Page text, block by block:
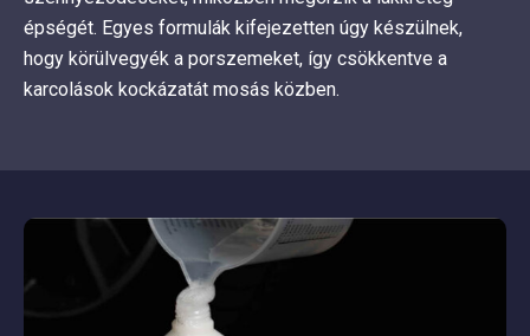
épségét. Egyes formulák kifejezetten úgy készülnek,
hogy körülvegyék a porszemeket, így csökkentve a
karcolások kockázatát mosás közben.